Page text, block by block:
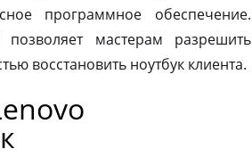
программное обеспечение.
позволяет мастерам разрешить
восстановить ноутбук клиента.